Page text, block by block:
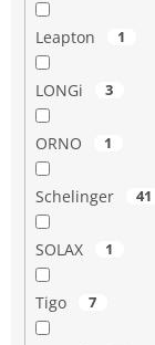
Leapton 1
LONGi 3
ORNO 1
Schelinger 41
SOLAX 1
Tigo 7